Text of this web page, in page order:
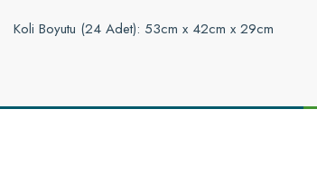
Koli Boyutu (24 Adet): 53cm x 42cm x 29cm